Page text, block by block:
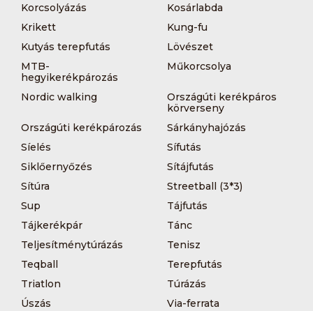
Korcsolyázás
Kosárlabda
Krikett
Kung-fu
Kutyás terepfutás
Lövészet
MTB-
hegyikerékpározás
Műkorcsolya
Nordic walking
Országúti kerékpáros
körverseny
Országúti kerékpározás
Sárkányhajózás
Síelés
Sífutás
Siklőernyőzés
Sítájfutás
Sítúra
Streetball (3*3)
Sup
Tájfutás
Tájkerékpár
Tánc
Teljesítménytúrázás
Tenisz
Teqball
Terepfutás
Triatlon
Túrázás
Úszás
Via-ferrata